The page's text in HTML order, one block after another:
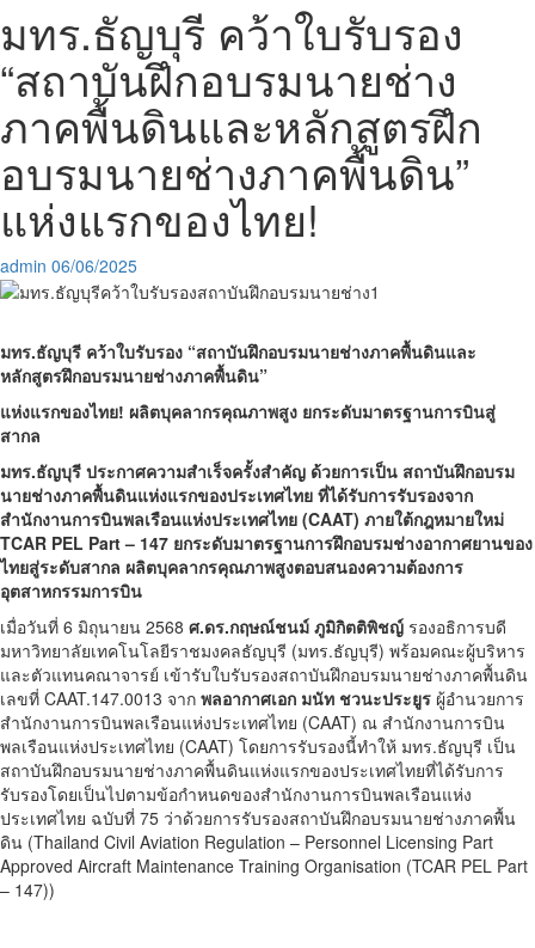
มทร.ธัญบุรี คว้าใบรับรอง
“สถาบันฝึกอบรมนายช่าง
ภาคพื้นดินและหลักสูตรฝึก
อบรมนายช่างภาคพื้นดิน”
แห่งแรกของไทย!
admin 06/06/2025
มทร.ธัญบุรี คว้าใบรับรอง “สถาบันฝึกอบรมนายช่างภาคพื้นดินและ
หลักสูตรฝึกอบรมนายช่างภาคพื้นดิน”
แห่งแรกของไทย! ผลิตบุคลากรคุณภาพสูง ยกระดับมาตรฐานการบินสู่
สากล
มทร.ธัญบุรี ประกาศความสำเร็จครั้งสำคัญ ด้วยการเป็น สถาบันฝึกอบรม
นายช่างภาคพื้นดินแห่งแรกของประเทศไทย ที่ได้รับการรับรองจาก
สำนักงานการบินพลเรือนแห่งประเทศไทย (CAAT) ภายใต้กฎหมายใหม่
TCAR PEL Part – 147 ยกระดับมาตรฐานการฝึกอบรมช่างอากาศยานของ
ไทยสู่ระดับสากล ผลิตบุคลากรคุณภาพสูงตอบสนองความต้องการ
อุตสาหกรรมการบิน
เมื่อวันที่ 6 มิถุนายน 2568 ศ.ดร.กฤษณ์ชนม์ ภูมิกิตติพิชญ์ รองอธิการบดี
มหาวิทยาลัยเทคโนโลยีราชมงคลธัญบุรี (มทร.ธัญบุรี) พร้อมคณะผู้บริหาร
และตัวแทนคณาจารย์ เข้ารับใบรับรองสถาบันฝึกอบรมนายช่างภาคพื้นดิน
เลขที่ CAAT.147.0013 จาก พลอากาศเอก มนัท ชวนะประยูร ผู้อำนวยการ
สำนักงานการบินพลเรือนแห่งประเทศไทย (CAAT) ณ สำนักงานการบิน
พลเรือนแห่งประเทศไทย (CAAT) โดยการรับรองนี้ทำให้ มทร.ธัญบุรี เป็น
สถาบันฝึกอบรมนายช่างภาคพื้นดินแห่งแรกของประเทศไทยที่ได้รับการ
รับรองโดยเป็นไปตามข้อกําหนดของสํานักงานการบินพลเรือนแห่ง
ประเทศไทย ฉบับที่ 75 ว่าด้วยการรับรองสถาบันฝึกอบรมนายช่างภาคพื้น
ดิน (Thailand Civil Aviation Regulation – Personnel Licensing Part
Approved Aircraft Maintenance Training Organisation (TCAR PEL Part
– 147))